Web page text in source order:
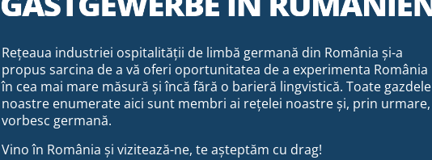
Rețeaua industriei ospitalității de limbă germană din România și-a
propus sarcina de a vă oferi oportunitatea de a experimenta România
în cea mai mare măsură și încă fără o barieră lingvistică. Toate gazdele
noastre enumerate aici sunt membri ai rețelei noastre și, prin urmare,
vorbesc germană.
Vino în România și vizitează-ne, te așteptăm cu drag!